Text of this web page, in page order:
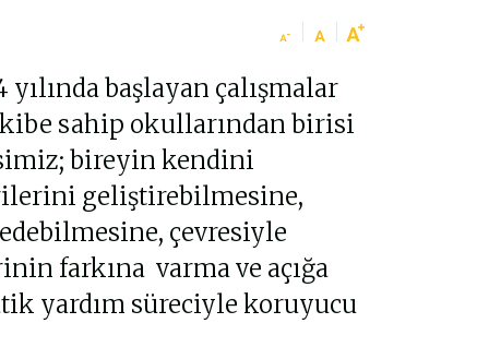
başlayan çalışmalar
sahip okullarından birisi
bireyin kendini
geliştirebilmesine,
çevresiyle
farkına varma ve açığa
yardım süreciyle koruyucu